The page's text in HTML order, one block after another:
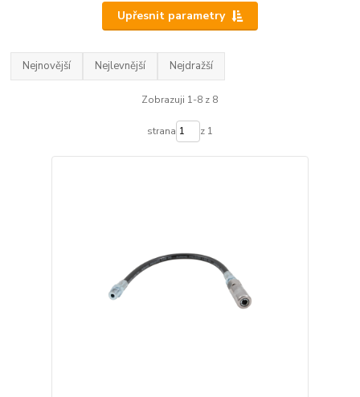
Upřesnit parametry
Nejnovější Nejlevnější Nejdražší
Zobrazuji 1-8 z 8
strana z 1